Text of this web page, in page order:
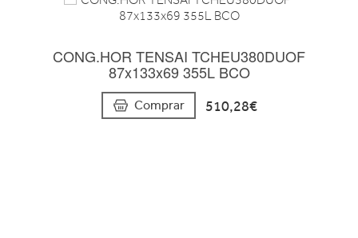
CONG.HOR TENSAI TCHEU380DUOF
87x133x69 355L BCO
Comprar 510,28€